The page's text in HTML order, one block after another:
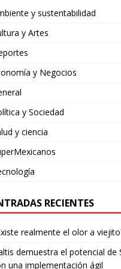
y sustentabilidad
y Artes
y Negocios
y Sociedad
y ciencia
RECIENTES
realmente el olor a
demuestra el potencial de
una implementación ágil